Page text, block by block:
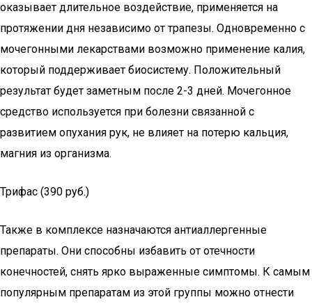
оказывает длительное воздействие, применяется на
протяжении дня независимо от трапезы. Одновременно с
мочегонными лекарствами возможно применение калия,
который поддерживает биосистему. Положительный
результат будет заметным после 2-3 дней. Мочегонное
средство используется при болезни связанной с
развитием опухания рук, не влияет на потерю кальция,
магния из организма.
Трифас (390 руб.)
Также в комплексе назначаются антиаллергенные
препараты. Они способны избавить от отечности
конечностей, снять ярко выраженные симптомы. К самым
популярным препаратам из этой группы можно отнести